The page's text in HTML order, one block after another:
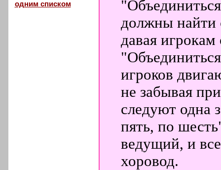
одним списком
должны найти
давая
игроков
не забывая
следуют одна
пять, по
ведущий, и
хоровод.